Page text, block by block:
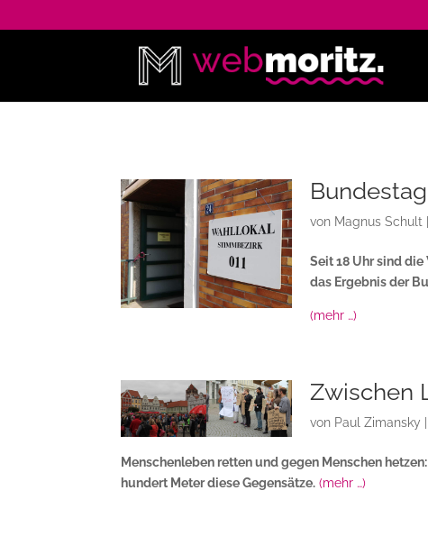
von Magnus Schult
Seit 18 Uhr sind
das Ergebnis der
(mehr …)
Zwischen
von Paul Zimansky
Menschenleben retten und gegen Menschen
hundert Meter diese Gegensätze. (mehr …)